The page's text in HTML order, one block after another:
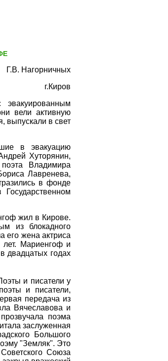
Г.В. Нагорничных
г.Киров
вели активную
выпускали в свет
в эвакуацию
Хуторянин,
Владимира
Лавренева,
в фонде
жил в Кирове.
из блокадного
его жена актриса
Мариенгоф и
двадцатых годах
и писатели у
и писатели,
передача из
Вячеславова и
поэма
заслуженная
Большого
"Земляк". Это
Союза